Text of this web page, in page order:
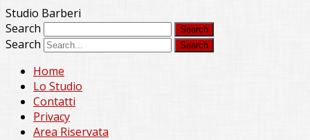
Studio Barberi
Search
Search
Home
Lo Studio
Contatti
Privacy
Area Riservata